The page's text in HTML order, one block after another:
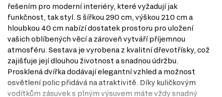
řešením pro moderní interiéry, které vyžadují jak
funkčnost, tak styl. S šířkou 290 cm, výškou 210 cm a
hloubkou 40 cm nabízí dostatek prostoru pro uložení
vašich oblíbených věcí a zároveň vytváří příjemnou
atmosféru. Sestava je vyrobena z kvalitní dřevotřísky, což
zajišťuje její dlouhou životnost a snadnou údržbu.
Prosklená dvířka dodávají elegantní vzhled a možnost
osvětlení polic přidává na atraktivitě. Díky kuličkovým
vodítkům zásuvek s plným výsuvem máte vždy snadný